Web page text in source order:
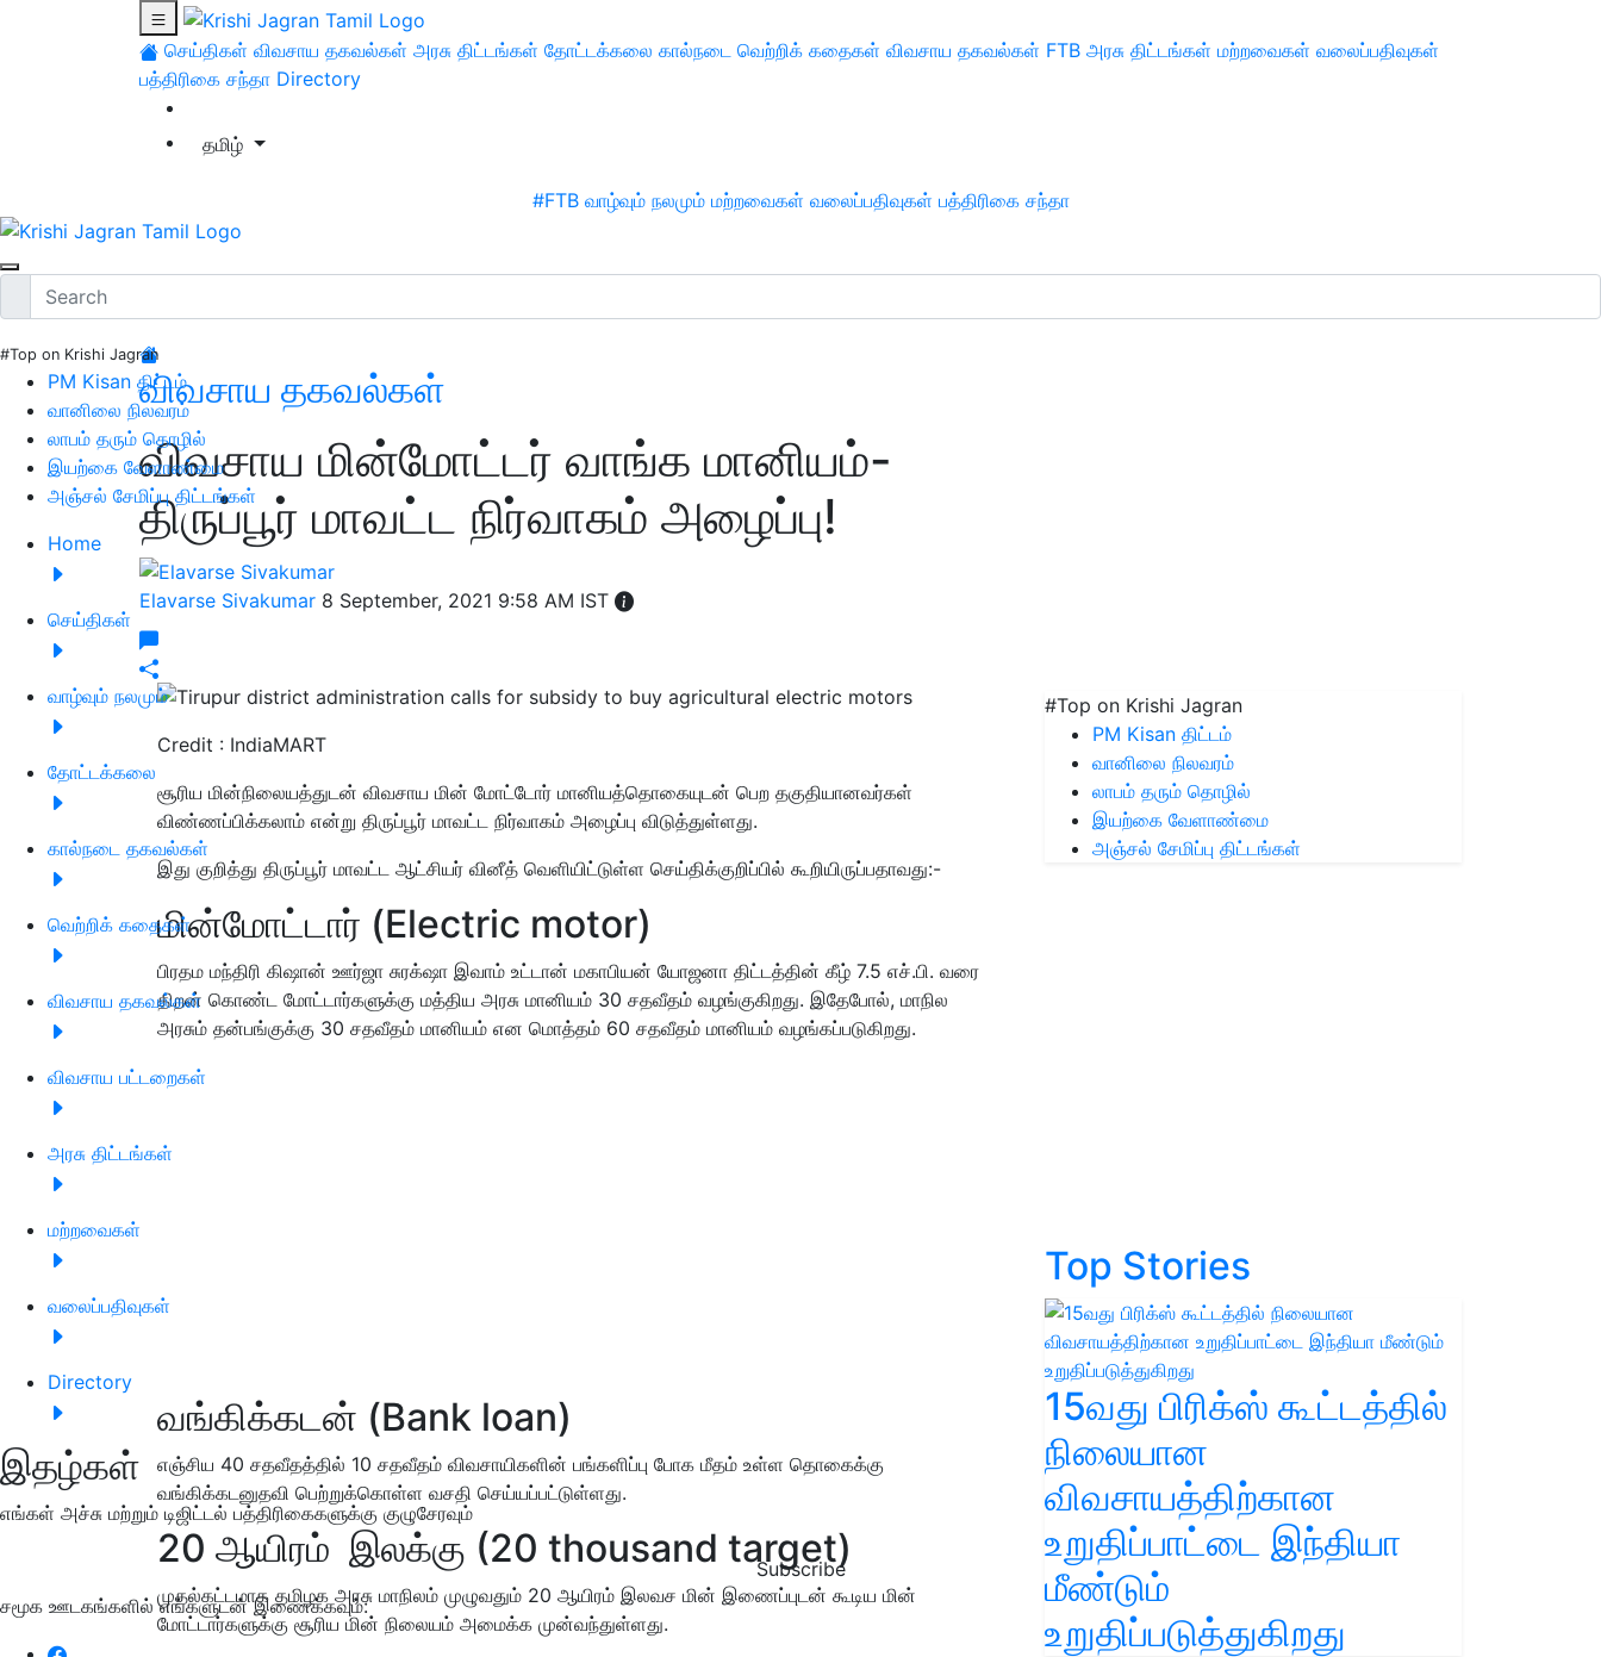
செய்திகள் விவசாய தகவல்கள் அரசு திட்டங்கள் தோட்டக்கலை கால்நடை வெற்றிக் கதைகள் விவசாய தகவல்கள் FTB அரசு திட்டங்கள் மற்றவைகள் வலைப்பதிவுகள்
பத்திரிகை சந்தா Directory
தமிழ்
#FTB வாழ்வும் நலமும் மற்றவைகள் வலைப்பதிவுகள் பத்திரிகை சந்தா
#Top on Krishi Jagran
PM Kisan திட்டம்
வானிலை நிலவரம்
லாபம் தரும் தொழில்
இயற்கை வேளாண்மை
அஞ்சல் சேமிப்பு திட்டங்கள்
Home
செய்திகள்
வாழ்வும் நலமும்
தோட்டக்கலை
கால்நடை தகவல்கள்
வெற்றிக் கதைகள்
விவசாய தகவல்கள்
விவசாய பட்டறைகள்
அரசு திட்டங்கள்
மற்றவைகள்
வலைப்பதிவுகள்
Directory
இதழ்கள்
எங்கள் அச்சு மற்றும் டிஜிட்டல் பத்திரிகைகளுக்கு குழுசேரவும்
Subscribe
சமூக ஊடகங்களில் எங்களுடன் இணைக்கவும்:
விவசாய தகவல்கள்
விவசாய மின்மோட்டர் வாங்க மானியம்-
திருப்பூர் மாவட்ட நிர்வாகம் அழைப்பு!
Elavarse Sivakumar 8 September, 2021 9:58 AM IST
Credit : IndiaMART
சூரிய மின்நிலையத்துடன் விவசாய மின் மோட்டோர் மானியத்தொகையுடன் பெற தகுதியானவர்கள்
விண்ணப்பிக்கலாம் என்று திருப்பூர் மாவட்ட நிர்வாகம் அழைப்பு விடுத்துள்ளது.
இது குறித்து திருப்பூர் மாவட்ட ஆட்சியர் வினீத் வெளியிட்டுள்ள செய்திக்குறிப்பில் கூறியிருப்பதாவது:-
மின்மோட்டார் (Electric motor)
பிரதம மந்திரி கிஷான் ஊர்ஜா சுரக்‌ஷா இவாம் உட்டான் மகாபியன் யோஜனா திட்டத்தின் கீழ் 7.5 எச்.பி. வரை
திறன் கொண்ட மோட்டார்களுக்கு மத்திய அரசு மானியம் 30 சதவீதம் வழங்குகிறது. இதேபோல், மாநில
அரசும் தன்பங்குக்கு 30 சதவீதம் மானியம் என மொத்தம் 60 சதவீதம் மானியம் வழங்கப்படுகிறது.
வங்கிக்கடன் (Bank loan)
எஞ்சிய 40 சதவீதத்தில் 10 சதவீதம் விவசாயிகளின் பங்களிப்பு போக மீதம் உள்ள தொகைக்கு
வங்கிக்கடனுதவி பெற்றுக்கொள்ள வசதி செய்யப்பட்டுள்ளது.
20 ஆயிரம் இலக்கு (20 thousand target)
முதல்கட்டமாக தமிழக அரசு மாநிலம் முழுவதும் 20 ஆயிரம் இலவச மின் இணைப்புடன் கூடிய மின்
மோட்டார்களுக்கு சூரிய மின் நிலையம் அமைக்க முன்வந்துள்ளது.
#Top on Krishi Jagran
PM Kisan திட்டம்
வானிலை நிலவரம்
லாபம் தரும் தொழில்
இயற்கை வேளாண்மை
அஞ்சல் சேமிப்பு திட்டங்கள்
Top Stories
15வது பிரிக்ஸ் கூட்டத்தில்
நிலையான
விவசாயத்திற்கான
உறுதிப்பாட்டை இந்தியா
மீண்டும்
உறுதிப்படுத்துகிறது